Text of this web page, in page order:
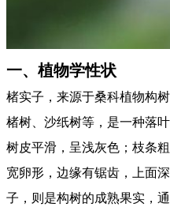
一、植物学性状
楮实子，来源于桑科植物构
楮树、沙纸树等，是一种落
树皮平滑，呈浅灰色；枝条
宽卵形，边缘有锯齿，上面
子，则是构树的成熟果实，